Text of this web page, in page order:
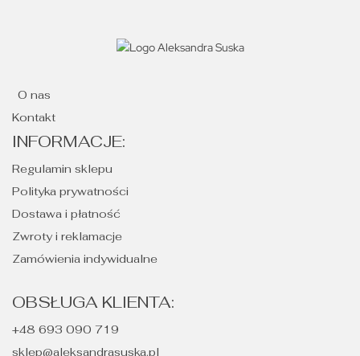
O nas
Kontakt
INFORMACJE:
Regulamin sklepu
Polityka prywatności
Dostawa i płatność
Zwroty i reklamacje
Zamówienia indywidualne
OBSŁUGA KLIENTA:
+48 693 090 719
sklep@aleksandrasuska.pl